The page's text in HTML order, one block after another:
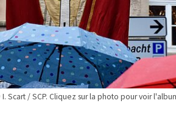
Scart / SCP. Cliquez sur la photo pour voir